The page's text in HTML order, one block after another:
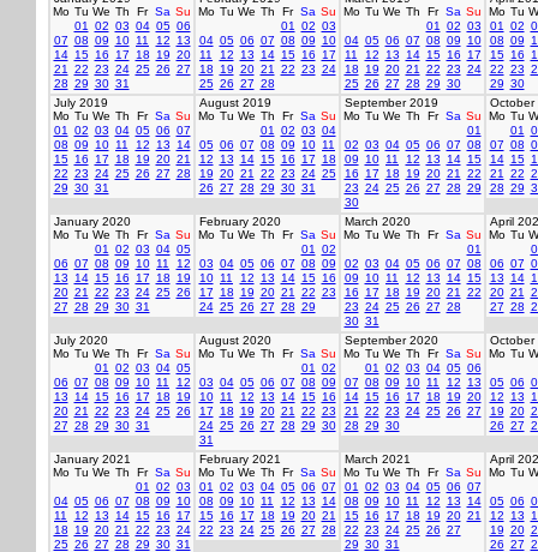
Mo Tu We Th Fr Sa Su
01
02 03 04 05 06
07 08 09 10 11 12
13
14 15 16 17 18 19 20
21
22 23 24 25 26 27
28 29 30 31
Mo Tu We Th Fr Sa Su
01
02 03
04 05 06 07 08 09
10
11
12 13 14 15 16
17
18
19 20 21 22 23 24
25 26 27 28
Mo Tu We Th Fr Sa Su
01
02 03
04 05 06 07 08 09
10
11
12 13 14 15 16
17
18
19 20 21 22 23 24
25 26 27 28 29 30
Mo Tu
01
02
08 09
15 16
22 23
29 30
July 2019
Mo Tu We Th Fr Sa Su
01
02 03 04 05 06 07
08 09 10 11 12 13
14
15 16 17 18 19 20 21
22 23 24 25 26 27 28
29 30 31
August 2019
Mo Tu We Th Fr Sa Su
01
02 03 04
05 06 07 08 09 10 11
12
13 14 15 16 17
18
19 20 21 22 23 24 25
26 27 28 29 30 31
September 2019
Mo Tu We Th Fr Sa Su
01
02 03 04 05 06 07 08
09
10 11 12 13 14 15
16
17 18 19 20 21
22
23 24 25 26 27 28 29
30
October
Mo Tu
01
07 08
14 15
21
22
28 29
January 2020
Mo Tu We Th Fr Sa Su
01
02 03 04 05
06 07 08 09 10 11
12
13
14 15 16 17 18
19
20 21 22 23 24 25 26
27 28 29 30 31
February 2020
Mo Tu We Th Fr Sa Su
01
02
03 04 05 06 07 08 09
10 11 12 13 14 15 16
17
18 19 20 21 22 23
24 25 26 27 28 29
March 2020
Mo Tu We Th Fr Sa Su
01
02 03 04 05 06 07 08
09
10 11 12 13 14 15
16
17 18 19 20 21
22
23 24 25 26 27 28
30 31
April
Mo Tu
06 07
13
14
20 21
27 28
July 2020
Mo Tu We Th Fr Sa Su
01
02 03 04 05
06 07 08 09 10 11
12
13
14 15 16 17 18
19
20 21 22 23 24 25 26
27 28 29 30 31
August 2020
Mo Tu We Th Fr Sa Su
01
02
03 04 05 06 07 08 09
10 11 12 13 14 15 16
17
18 19 20 21 22 23
24 25 26 27 28 29 30
31
September 2020
Mo Tu We Th Fr Sa Su
01
02 03 04 05 06
07 08 09 10 11 12
13
14 15 16 17 18 19 20
21
22 23 24 25 26 27
28 29 30
October
Mo Tu
05 06
12
13
19 20
26 27
January 2021
Mo Tu We Th Fr Sa Su
01
02 03
04 05 06 07 08 09
10
11
12 13 14 15 16
17
18
19 20 21 22 23 24
25 26 27 28 29 30 31
February 2021
Mo Tu We Th Fr Sa Su
01
02 03 04 05 06 07
08 09 10 11 12 13
14
15 16 17 18 19 20 21
22 23 24 25 26 27 28
March 2021
Mo Tu We Th Fr Sa Su
01
02 03 04 05 06 07
08 09 10 11 12 13
14
15 16 17 18 19 20 21
22 23 24 25 26 27
29 30 31
April
Mo Tu
05 06
12
13
19 20
26 27